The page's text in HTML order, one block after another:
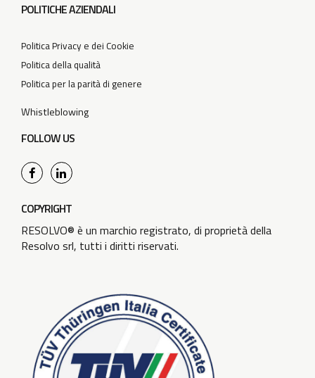
POLITICHE AZIENDALI
Politica Privacy e dei Cookie
Politica della qualità
Politica per la parità di genere
Whistleblowing
FOLLOW US
COPYRIGHT
RESOLVO® è un marchio registrato, di proprietà della
Resolvo srl, tutti i diritti riservati.